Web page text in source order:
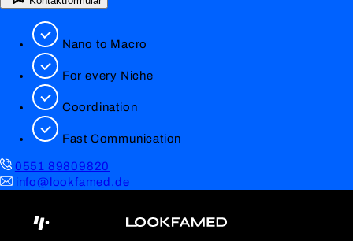
Nano to Macro
For every Niche
Coordination
Fast Communication
0551 89809820
info@lookfamed.de